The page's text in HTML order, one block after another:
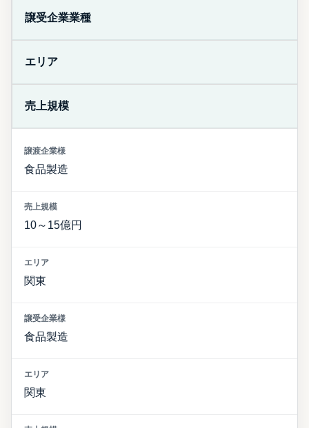
譲受企業業種
エリア
売上規模
食品製造
10～15億円
関東
食品製造
関東